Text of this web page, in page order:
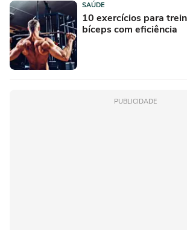
SAÚDE
10 exercícios para
bíceps com eficiência
PUBLICIDADE